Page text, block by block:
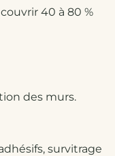
40 à 80 %
des murs.
survitrage